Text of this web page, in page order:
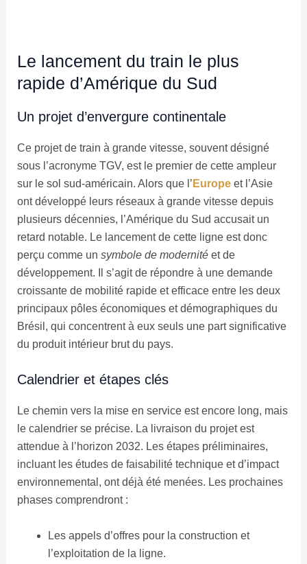
Le lancement du train le plus
rapide d’Amérique du Sud
Un projet d’envergure continentale
Ce projet de train à grande vitesse, souvent désigné
sous l’acronyme TGV, est le premier de cette ampleur
sur le sol sud-américain. Alors que l’ Europeet l’Asie
ont développé leurs réseaux à grande vitesse depuis
plusieurs décennies, l’Amérique du Sud accusait un
retard notable. Le lancement de cette ligne est donc
perçu comme un symbole de modernitéet de
développement. Il s’agit de répondre à une demande
croissante de mobilité rapide et efficace entre les deux
principaux pôles économiques et démographiques du
Brésil, qui concentrent à eux seuls une part significative
du produit intérieur brut du pays.
Calendrier et étapes clés
Le chemin vers la mise en service est encore long, mais
le calendrier se précise. La livraison du projet est
attendue à l’horizon 2032. Les étapes préliminaires,
incluant les études de faisabilité technique et d’impact
environnemental, ont déjà été menées. Les prochaines
phases comprendront :
Les appels d’offres pour la construction et
l’exploitation de la ligne.